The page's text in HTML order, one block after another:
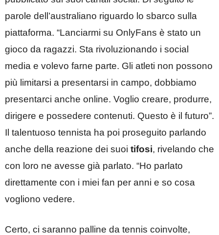
parole dell’australiano riguardo lo sbarco sulla
piattaforma. “Lanciarmi su OnlyFans è stato un
gioco da ragazzi. Sta rivoluzionando i social
media e volevo farne parte. Gli atleti non possono
più limitarsi a presentarsi in campo, dobbiamo
presentarci anche online. Voglio creare, produrre,
dirigere e possedere contenuti. Questo è il futuro”.
Il talentuoso tennista ha poi proseguito parlando
anche della reazione dei suoi tifosi, rivelando che
con loro ne avesse già parlato. “Ho parlato
direttamente con i miei fan per anni e so cosa
vogliono vedere.
Certo, ci saranno palline da tennis coinvolte,